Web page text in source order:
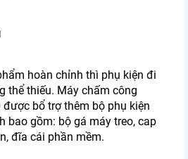
hoàn chỉnh thì phụ kiện đi
thể thiếu. Máy chấm công
được bổ trợ thêm bộ phụ kiện
bao gồm: bộ gá máy treo, cap
đĩa cái phần mềm.